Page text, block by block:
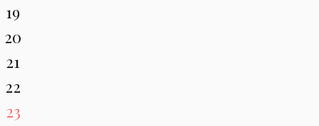
19
20
21
22
23